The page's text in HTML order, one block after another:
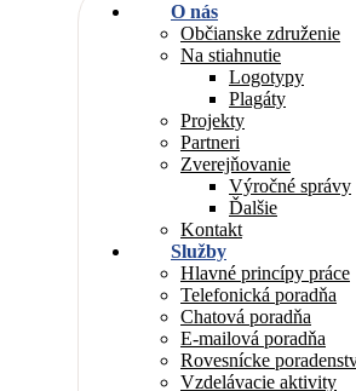
O nás
Občianske združenie
Na stiahnutie
Logotypy
Plagáty
Projekty
Partneri
Zverejňovanie
Výročné správy
Ďalšie
Kontakt
Služby
Hlavné princípy práce
Telefonická poradňa
Chatová poradňa
E-mailová poradňa
Rovesnícke
Vzdelávacie aktivity